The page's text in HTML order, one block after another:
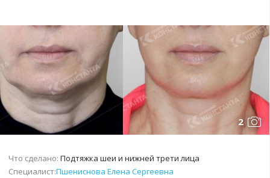
2
Что сделано: Подтяжка шеи и нижней трети лица
Специалист:Пшениснова Елена Сергеевна